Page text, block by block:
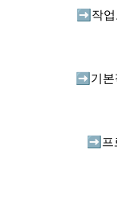
➡️ 작
➡️ 기
➡️ 프